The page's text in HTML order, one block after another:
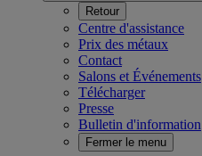
Retour
Centre d'assistance
Prix des métaux
Contact
Salons et Événements
Télécharger
Presse
Bulletin d'information
Fermer le menu